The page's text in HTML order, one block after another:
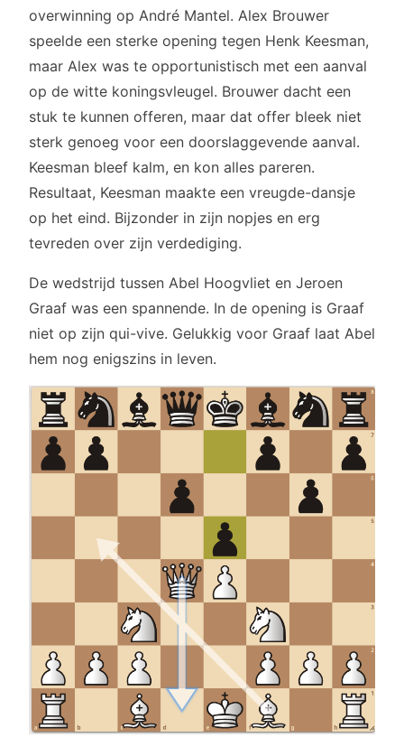
overwinning op André Mantel. Alex Brouwer
speelde een sterke opening tegen Henk Keesman,
maar Alex was te opportunistisch met een aanval
op de witte koningsvleugel. Brouwer dacht een
stuk te kunnen offeren, maar dat offer bleek niet
sterk genoeg voor een doorslaggevende aanval.
Keesman bleef kalm, en kon alles pareren.
Resultaat, Keesman maakte een vreugde-dansje
op het eind. Bijzonder in zijn nopjes en erg
tevreden over zijn verdediging.
De wedstrijd tussen Abel Hoogvliet en Jeroen
Graaf was een spannende. In de opening is Graaf
niet op zijn qui-vive. Gelukkig voor Graaf laat Abel
hem nog enigszins in leven.